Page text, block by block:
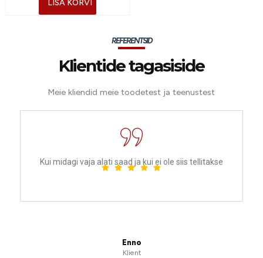
LISA KORVI
REFERENTSID
Klientide tagasiside
Meie kliendid meie toodetest ja teenustest
Enno
Klient
Kui midagi vaja alati saad ja kui ei ole siis tellitakse